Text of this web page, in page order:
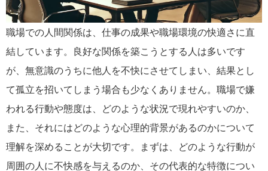
職場での人間関係は、仕事の成果や職場環境の快適さに直
結しています。良好な関係を築こうとする人は多いです
が、無意識のうちに他人を不快にさせてしまい、結果とし
て孤立を招いてしまう場合も少なくありません。職場で嫌
われる行動や態度は、どのような状況で現れやすいのか、
また、それにはどのような心理的背景があるのかについて
理解を深めることが大切です。まずは、どのような行動が
周囲の人に不快感を与えるのか、その代表的な特徴につい